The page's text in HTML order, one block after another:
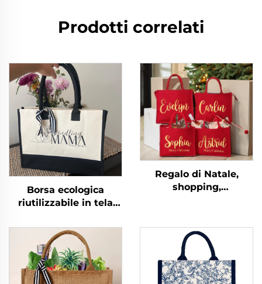
Prodotti correlati
Borsa ecologica
riutilizzabile in tela
grezza con manici in
cotone per
immagazzinaggio e
spesa
Regalo di Natale,
shopping,
portafavori
matrimoniale, borsa
da spiaggia in tela di
iuta personalizzata
con nome per